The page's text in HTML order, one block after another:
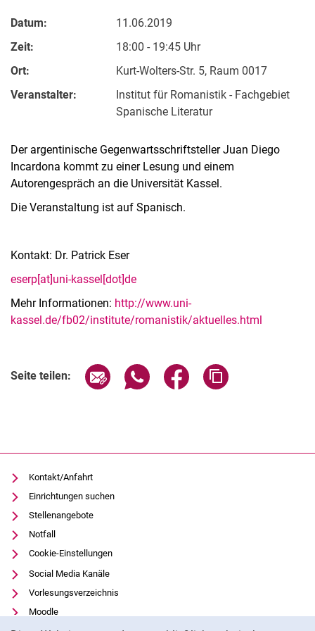
Datum:
11.06.2019
Zeit:
18:00 - 19:45 Uhr
Ort:
Kurt-Wolters-Str. 5, Raum 0017
Veranstalter:
Institut für Romanistik - Fachgebiet
Spanische Literatur
Der argentinische Gegenwartsschriftsteller Juan Diego
Incardona kommt zu einer Lesung und einem
Autorengespräch an die Universität Kassel.
Die Veranstaltung ist auf Spanisch.
Kontakt: Dr. Patrick Eser
eserp[at]uni-kassel[dot]de
Mehr Informationen: http://www.uni-
kassel.de/fb02/institute/romanistik/aktuelles.html
Seite teilen: Seite über E-Mail teilen
Seite über WhatsApp teilen
Seite über Facebook
Kontakt/Anfahrt
Einrichtungen suchen
Stellenangebote
Notfall
Cookie-Einstellungen
Social Media Kanäle
Vorlesungsverzeichnis
Moodle